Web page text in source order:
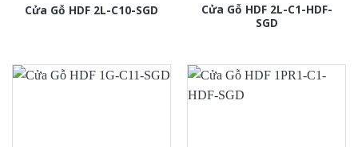
Cửa Gỗ HDF 2L-C10-SGD
Cửa Gỗ HDF 2L-C1-HDF-
SGD